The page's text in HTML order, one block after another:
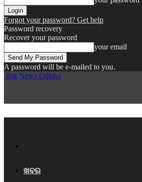
Forgot your password? Get help
Password recovery
Recover your password
your email
A password will be e-mailed to you.
Big News Odisha
ଖବର